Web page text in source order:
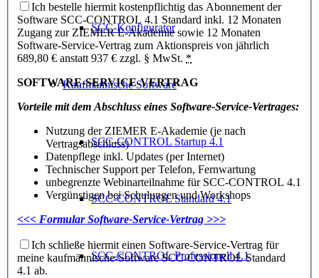
SCC-Konfigurator
Kaufmännische Software
SCC-CONTROL Startup 4.1
SCC-CONTROL Standard 4.1
SCC-CONTROL Professionell 4.1
Ich bestelle hiermit kostenpflichtig das Abonnement der
Software SCC-CONTROL 4.1 Standard inkl. 12 Monaten
Zugang zur ZIEMER E-Akademie sowie 12 Monaten
Software-Service-Vertrag zum Aktionspreis von jährlich
689,80 € anstatt 937 € zzgl. § MwSt. *
SOFTWARE-SERVICE-VERTRAG
Vorteile mit dem Abschluss eines Software-Service-Vertrages:
Nutzung der ZIEMER E-Akademie (je nach
Vertragsabschluss)
Datenpflege inkl. Updates (per Internet)
Technischer Support per Telefon, Fernwartung
unbegrenzte Webinarteilnahme für SCC-CONTROL 4.1
Vergünstigen bei Schulungen und Workshops
<<< Formular Software-Service-Vertrag >>>
Ich schließe hiermit einen Software-Service-Vertrag für
meine kaufmännische-Software SCC-CONTROL Standard
4.1 ab.